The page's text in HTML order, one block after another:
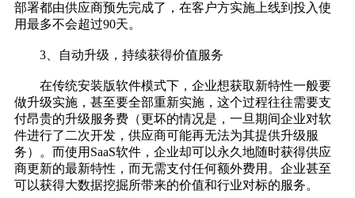
部署都由供应商预先完成了，在客户方实施上线到投入使
用最多不会超过90天。
3、自动升级，持续获得价值服务
在传统安装版软件模式下，企业想获取新特性一般要
做升级实施，甚至要全部重新实施，这个过程往往需要支
付昂贵的升级服务费（更坏的情况是，一旦期间企业对软
件进行了二次开发，供应商可能再无法为其提供升级服
务）。而使用SaaS软件，企业却可以永久地随时获得供应
商更新的最新特性，而无需支付任何额外费用。企业甚至
可以获得大数据挖掘所带来的价值和行业对标的服务。